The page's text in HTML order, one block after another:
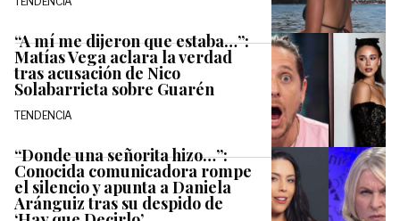
“A mí me dijeron que estaba…”:
Matías Vega aclara la verdad
tras acusación de Nico
Solabarrieta sobre Guarén
TENDENCIA
“Donde una señorita hizo…”:
Conocida comunicadora rompe
el silencio y apunta a Daniela
Aránguiz tras su despido de